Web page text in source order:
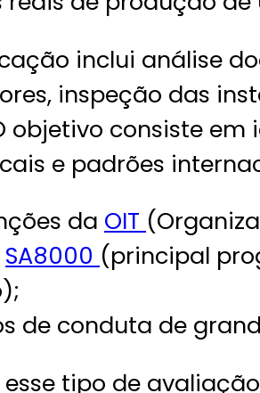
inclui análise
inspeção das
objetivo consiste
e padrões
da OIT
SA8000 (principal
de conduta de
tipo de